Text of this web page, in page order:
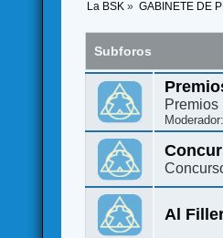
La BSK » GABINETE DE
Subforos
Premios
Moderador:
Al